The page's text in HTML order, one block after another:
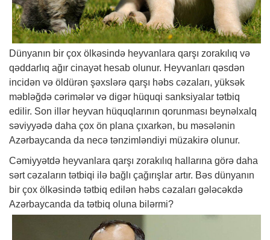
Dünyanın bir çox ölkəsində heyvanlara qarşı zorakılıq və
qəddarlıq ağır cinayət hesab olunur. Heyvanları qəsdən
incidən və öldürən şəxslərə qarşı həbs cəzaları, yüksək
məbləğdə cərimələr və digər hüquqi sanksiyalar tətbiq
edilir. Son illər heyvan hüquqlarının qorunması beynəlxalq
səviyyədə daha çox ön plana çıxarkən, bu məsələnin
Azərbaycanda da necə tənzimləndiyi müzakirə olunur.
Cəmiyyətdə heyvanlara qarşı zorakılıq hallarına görə daha
sərt cəzaların tətbiqi ilə bağlı çağırışlar artır. Bəs dünyanın
bir çox ölkəsində tətbiq edilən həbs cəzaları gələcəkdə
Azərbaycanda da tətbiq oluna bilərmi?